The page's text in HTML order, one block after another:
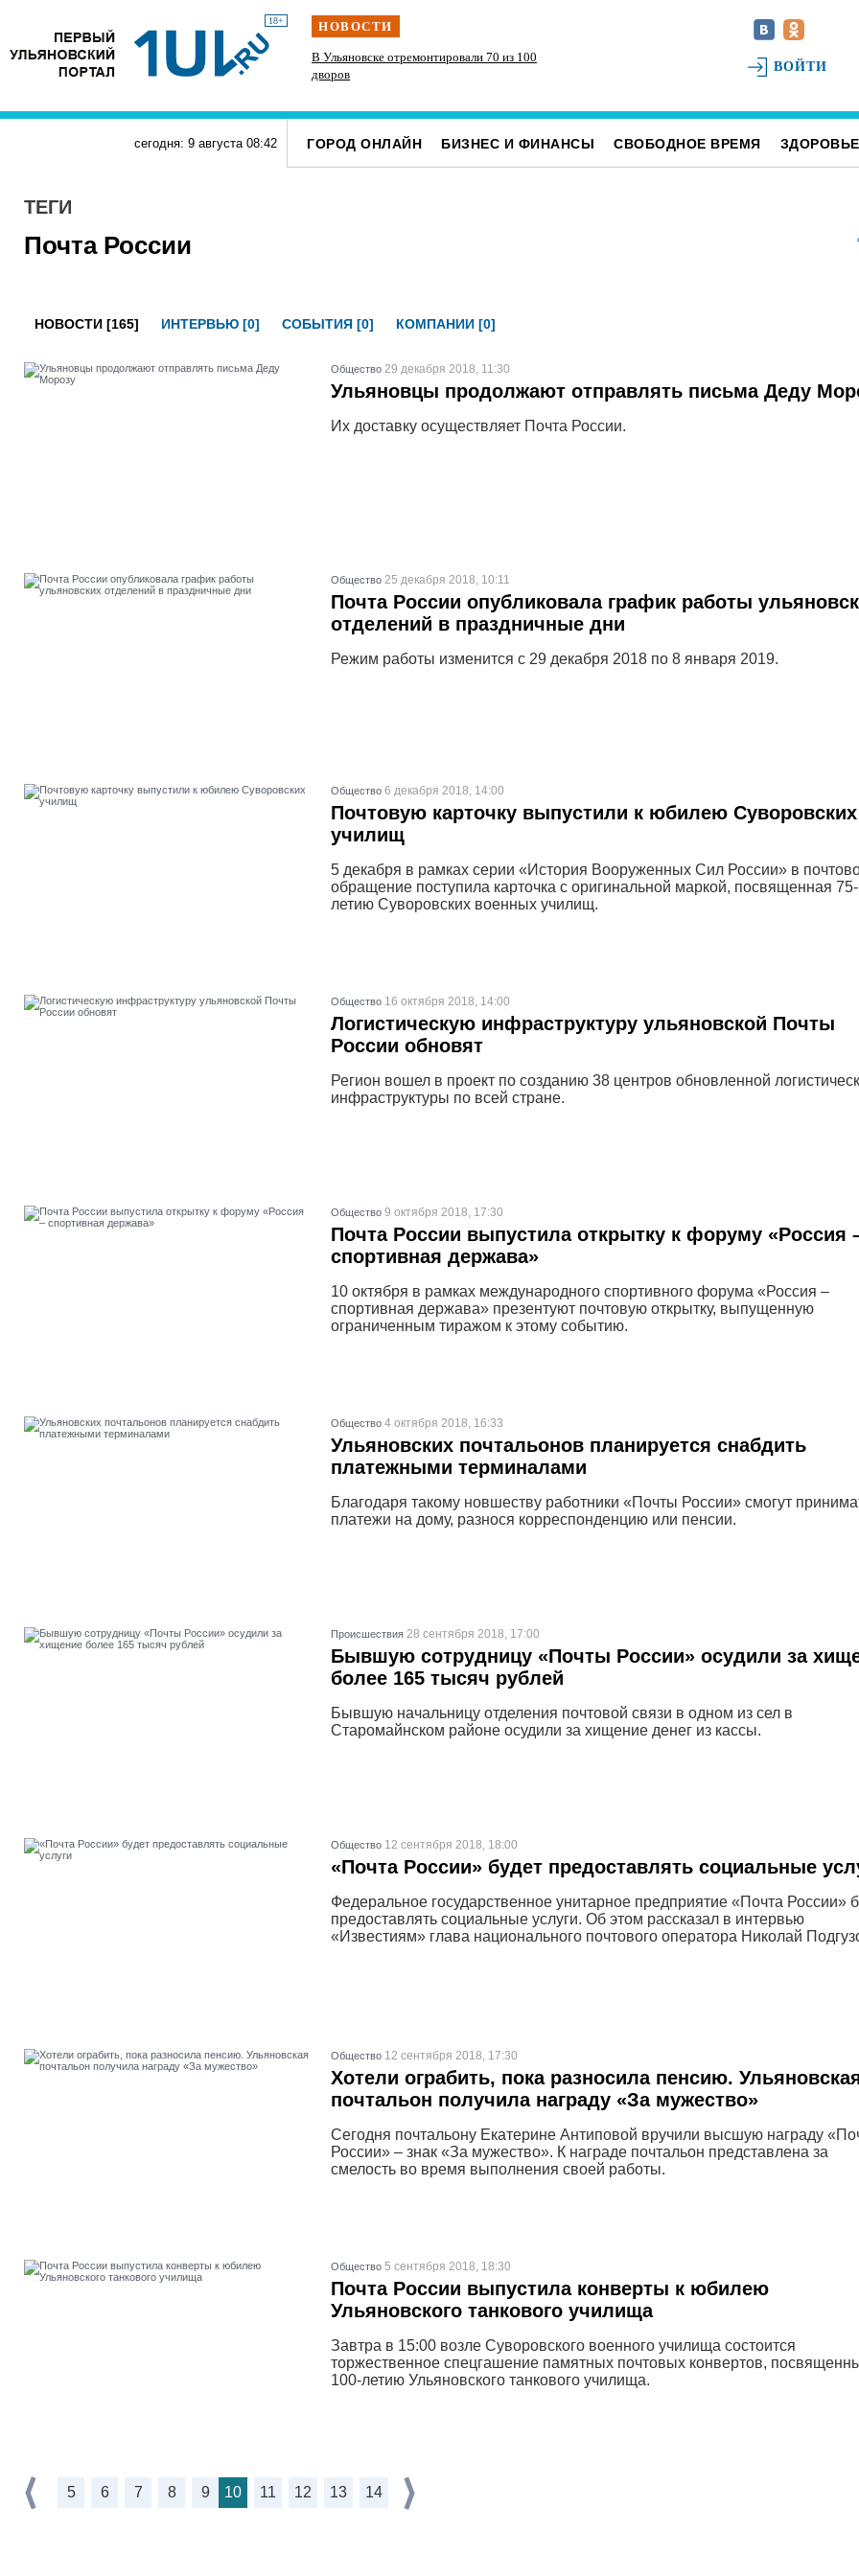
18+ НОВОСТИ
Ульяновск готовят к отопительному сезону
В Ульяновске отремонтировали 70 из 100
дворов
165 ульяновских сирот обеспечили жильём
ВОЙТИ
сегодня: 9 августа 08:42 ГОРОД ОНЛАЙН БИЗНЕС И ФИНАНСЫ СВОБОДНОЕ ВРЕМЯ ЗДОРОВЬЕ
ТЕГИ
Почта России
НОВОСТИ [165] ИНТЕРВЬЮ [0] СОБЫТИЯ [0] КОМПАНИИ [0]
Общество 29 декабря 2018, 11:30
Ульяновцы продолжают отправлять письма Деду
Их доставку осуществляет Почта России.
Общество 25 декабря 2018, 10:11
Почта России опубликовала график работы
отделений в праздничные дни
Режим работы изменится с 29 декабря 2018 по 8 января 2019.
Общество 6 декабря 2018, 14:00
Почтовую карточку выпустили к юбилею Суворовских
училищ
5 декабря в рамках серии «История Вооруженных Сил России» в
обращение поступила карточка с оригинальной маркой, посвященная 75-
летию Суворовских военных училищ.
Общество 16 октября 2018, 14:00
Логистическую инфраструктуру ульяновской Почты
России обновят
Регион вошел в проект по созданию 38 центров обновленной
инфраструктуры по всей стране.
Общество 9 октября 2018, 17:30
Почта России выпустила открытку к форуму «Россия
спортивная держава»
10 октября в рамках международного спортивного форума «Россия –
спортивная держава» презентуют почтовую открытку, выпущенную
ограниченным тиражом к этому событию.
Общество 4 октября 2018, 16:33
Ульяновских почтальонов планируется снабдить
платежными терминалами
Благодаря такому новшеству работники «Почты России» смогут
платежи на дому, разнося корреспонденцию или пенсии.
Проиcшествия 28 сентября 2018, 17:00
Бывшую сотрудницу «Почты России» осудили за
более 165 тысяч рублей
Бывшую начальницу отделения почтовой связи в одном из сел в
Старомайнском районе осудили за хищение денег из кассы.
Общество 12 сентября 2018, 18:00
«Почта России» будет предоставлять социальные
Федеральное государственное унитарное предприятие «Почта России»
предоставлять социальные услуги. Об этом рассказал в интервью
«Известиям» глава национального почтового оператора Николай
Общество 12 сентября 2018, 17:30
Хотели ограбить, пока разносила пенсию.
почтальон получила награду «За мужество»
Сегодня почтальону Екатерине Антиповой вручили высшую награду
России» – знак «За мужество». К награде почтальон представлена за
смелость во время выполнения своей работы.
Общество 5 сентября 2018, 18:30
Почта России выпустила конверты к юбилею
Ульяновского танкового училища
Завтра в 15:00 возле Суворовского военного училища состоится
торжественное спецгашение памятных почтовых конвертов,
100-летию Ульяновского танкового училища.
5 6 7 8 9 10 11 12 13 14